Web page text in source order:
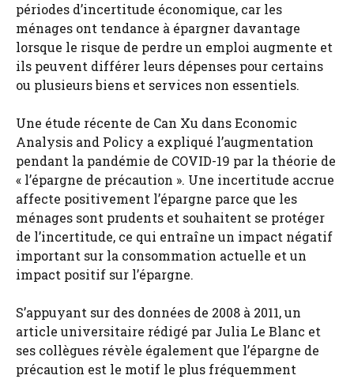
périodes d’incertitude économique, car les
ménages ont tendance à épargner davantage
lorsque le risque de perdre un emploi augmente et
ils peuvent différer leurs dépenses pour certains
ou plusieurs biens et services non essentiels.
Une étude récente de Can Xu dans Economic
Analysis and Policy a expliqué l’augmentation
pendant la pandémie de COVID-19 par la théorie de
« l’épargne de précaution ». Une incertitude accrue
affecte positivement l’épargne parce que les
ménages sont prudents et souhaitent se protéger
de l’incertitude, ce qui entraîne un impact négatif
important sur la consommation actuelle et un
impact positif sur l’épargne.
S’appuyant sur des données de 2008 à 2011, un
article universitaire rédigé par Julia Le Blanc et
ses collègues révèle également que l’épargne de
précaution est le motif le plus fréquemment